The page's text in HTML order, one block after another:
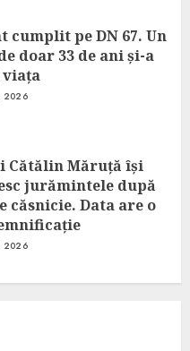
cumplit pe DN 67. Un
doar 33 de ani și-a
2026
Cătălin Măruță își
jurămintele după
căsnicie. Data are o
2026